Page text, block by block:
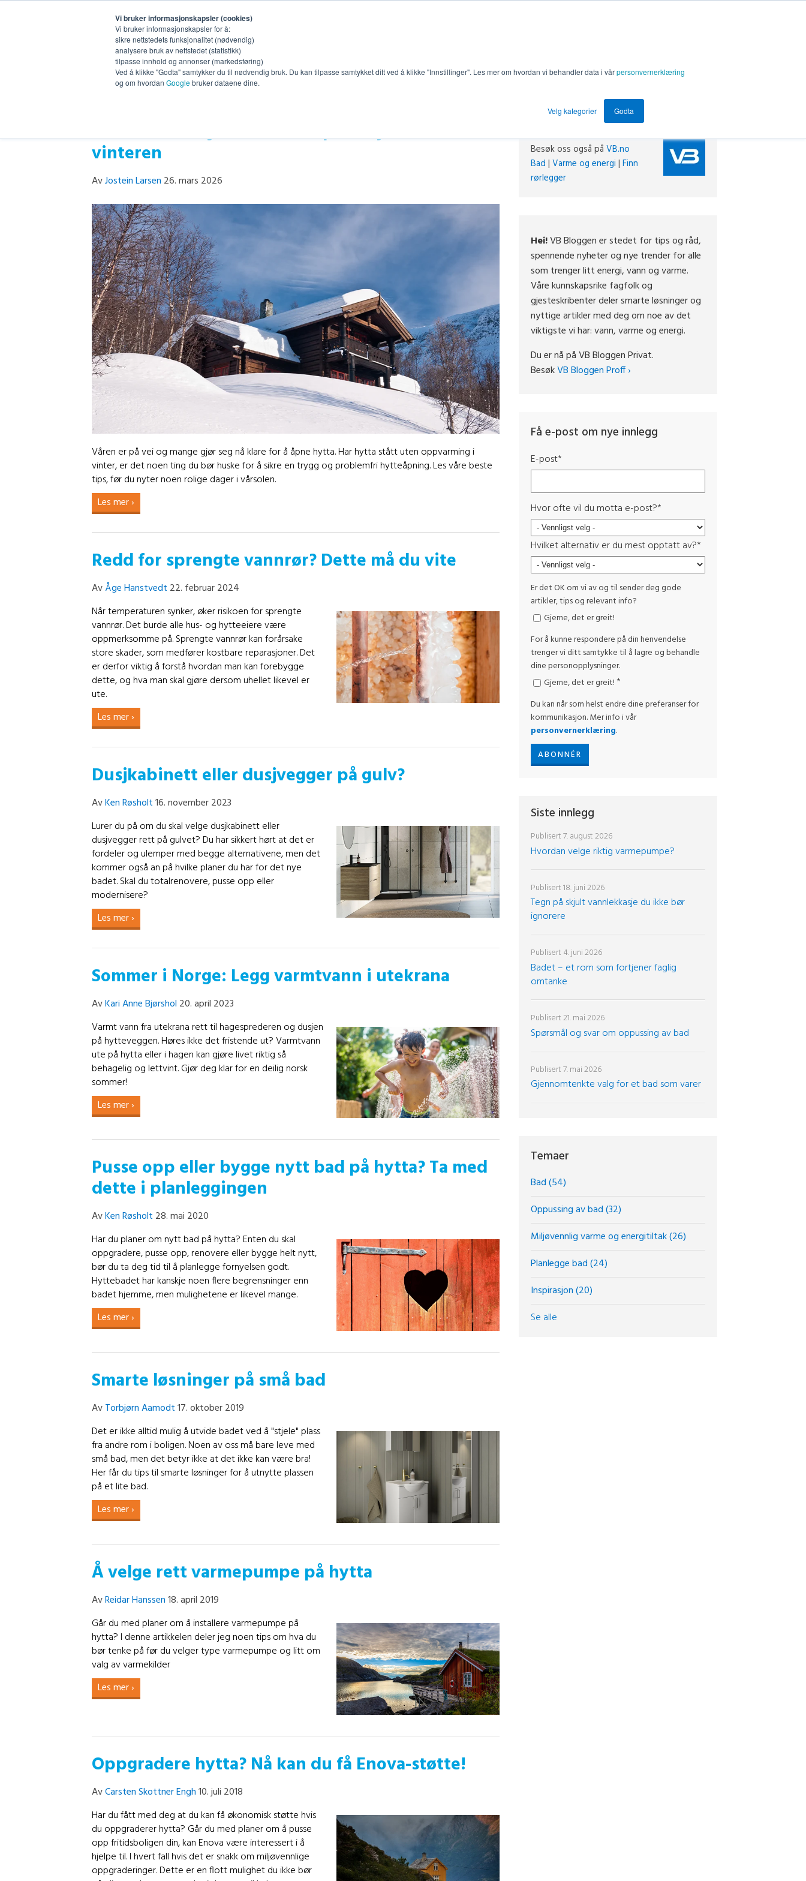
Vi bruker informasjonskapsler (cookies)
Vi bruker informasjonskapsler for å:
sikre nettstedets funksjonalitet (nødvendig)
analysere bruk av nettstedet (statistikk)
tilpasse innhold og annonser (markedsføring)
Ved å klikke "Godta" samtykker du til nødvendig bruk. Du kan tilpasse samtykket ditt ved å klikke "Innstillinger". Les mer om hvordan vi behandler data i vårpersonvernerklæring
og om hvordan Googlebruker dataene dine.
Velg kategorier Godta
Dette bør du sjekke når du åpner hytta etter
vinteren
AvJostein Larsen 26. mars 2026
Våren er på vei og mange gjør seg nå klare for å åpne hytta. Har hytta stått uten oppvarming i
vinter, er det noen ting du bør huske for å sikre en trygg og problemfri hytteåpning. Les våre beste
tips, før du nyter noen rolige dager i vårsolen.
Les mer ›
Redd for sprengte vannrør? Dette må du vite
AvÅge Hanstvedt 22. februar 2024
Når temperaturen synker, øker risikoen for sprengte
vannrør. Det burde alle hus- og hytteeiere være
oppmerksomme på. Sprengte vannrør kan forårsake
store skader, som medfører kostbare reparasjoner. Det
er derfor viktig å forstå hvordan man kan forebygge
dette, og hva man skal gjøre dersom uhellet likevel er
ute.
Les mer ›
Dusjkabinett eller dusjvegger på gulv?
AvKen Røsholt16. november 2023
Lurer du på om du skal velge dusjkabinett eller
dusjvegger rett på gulvet? Du har sikkert hørt at det er
fordeler og ulemper med begge alternativene, men det
kommer også an på hvilke planer du har for det nye
badet. Skal du totalrenovere, pusse opp eller
modernisere?
Les mer ›
Sommer i Norge: Legg varmtvann i utekrana
AvKari Anne Bjørshol 20. april 2023
Varmt vann fra utekrana rett til hagesprederen og dusjen
på hytteveggen. Høres ikke det fristende ut? Varmtvann
ute på hytta eller i hagen kan gjøre livet riktig så
behagelig og lettvint. Gjør deg klar for en deilig norsk
sommer!
Les mer ›
Pusse opp eller bygge nytt bad på hytta? Ta med
dette i planleggingen
AvKen Røsholt 28. mai 2020
Har du planer om nytt bad på hytta? Enten du skal
oppgradere, pusse opp, renovere eller bygge helt nytt,
bør du ta deg tid til å planlegge fornyelsen godt.
Hyttebadet har kanskje noen flere begrensninger enn
badet hjemme, men mulighetene er likevel mange.
Les mer ›
Smarte løsninger på små bad
AvTorbjørn Aamodt17. oktober 2019
Det er ikke alltid mulig å utvide badet ved å "stjele" plass
fra andre rom i boligen. Noen av oss må bare leve med
små bad, men det betyr ikke at det ikke kan være bra!
Her får du tips til smarte løsninger for å utnytte plassen
på et lite bad.
Les mer ›
Å velge rett varmepumpe på hytta
AvReidar Hanssen18. april 2019
Går du med planer om å installere varmepumpe på
hytta? I denne artikkelen deler jeg noen tips om hva du
bør tenke på før du velger type varmepumpe og litt om
valg av varmekilder
Les mer ›
Oppgradere hytta? Nå kan du få Enova-støtte!
AvCarsten Skottner Engh10. juli 2018
Har du fått med deg at du kan få økonomisk støtte hvis
du oppgraderer hytta? Går du med planer om å pusse
opp fritidsboligen din, kan Enova være interessert i å
hjelpe til. I hvert fall hvis det er snakk om miljøvennlige
oppgraderinger. Dette er en flott mulighet du ikke bør
Besøk oss også på VB.no
Bad | Varme og energi | Finn
rørlegger
Hei!VB Bloggen er stedet for tips og råd,
spennende nyheter og nye trender for alle
som trenger litt energi, vann og varme.
Våre kunnskapsrike fagfolk og
gjesteskribenter deler smarte løsninger og
nyttige artikler med deg om noe av det
viktigste vi har: vann, varme og energi.
Du er nå på VB Bloggen Privat.
BesøkVB Bloggen Proff ›
Få e-post om nye innlegg
E-post*
Hvor ofte vil du motta e-post?*
Hvilket alternativ er du mest opptatt av?*
Er det OK om vi av og til sender deg gode
artikler, tips og relevant info?
Gjerne, det er greit!
For å kunne respondere på din henvendelse
trenger vi ditt samtykke til å lagre og behandle
dine personopplysninger.
Gjerne, det er greit! *
Du kan når som helst endre dine preferanser for
kommunikasjon. Mer info i vår
personvernerklæring.
Siste innlegg
Hvordan velge riktig varmepumpe?
Publisert7. august 2026
Tegn på skjult vannlekkasje du ikke bør
ignorere
Publisert18. juni 2026
Badet – et rom som fortjener faglig
omtanke
Publisert 4. juni 2026
Spørsmål og svar om oppussing av bad
Publisert21. mai 2026
Gjennomtenkte valg for et bad som varer
Publisert7. mai 2026
Temaer
Bad(54)
Oppussing av bad(32)
Miljøvennlig varme og energitiltak(26)
Planlegge bad(24)
Inspirasjon(20)
Se alle